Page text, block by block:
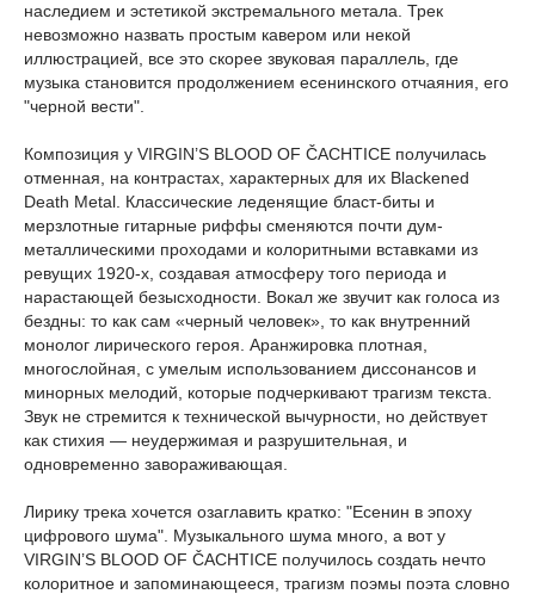
наследием и эстетикой экстремального метала. Трек
невозможно назвать простым кавером или некой
иллюстрацией, все это скорее звуковая параллель, где
музыка становится продолжением есенинского отчаяния, его
"черной вести".
Композиция у VIRGIN’S BLOOD OF ČACHTICE получилась
отменная, на контрастах, характерных для их Blackened
Death Metal. Классические леденящие бласт-биты и
мерзлотные гитарные риффы сменяются почти дум-
металлическими проходами и колоритными вставками из
ревущих 1920-х, создавая атмосферу того периода и
нарастающей безысходности. Вокал же звучит как голоса из
бездны: то как сам «черный человек», то как внутренний
монолог лирического героя. Аранжировка плотная,
многослойная, с умелым использованием диссонансов и
минорных мелодий, которые подчеркивают трагизм текста.
Звук не стремится к технической вычурности, но действует
как стихия — неудержимая и разрушительная, и
одновременно завораживающая.
Лирику трека хочется озаглавить кратко: "Есенин в эпоху
цифрового шума". Музыкального шума много, а вот у
VIRGIN’S BLOOD OF ČACHTICE получилось создать нечто
колоритное и запоминающееся, трагизм поэмы поэта словно